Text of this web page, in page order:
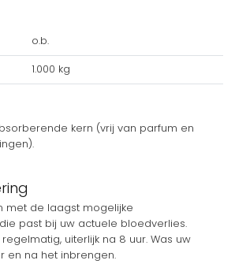
o.b.
1.000 kg
kern (vrij van parfum en
met de laagst mogelijke
past bij uw actuele bloedverlies.
uiterlijk na 8 uur. Was uw
en na het inbrengen.